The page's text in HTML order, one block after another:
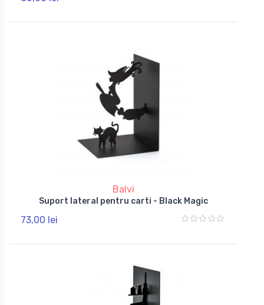
Balvi
Suport lateral pentru carti - Black Magic
73,00 lei